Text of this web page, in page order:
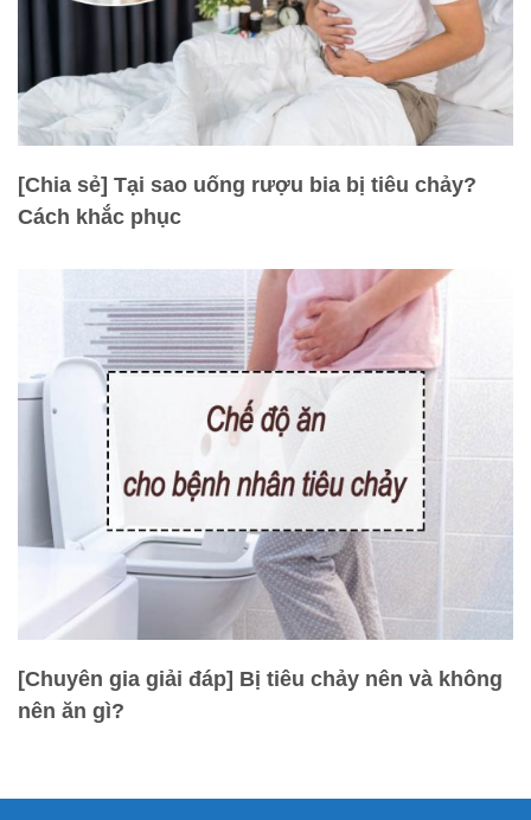
[Chia sẻ] Tại sao uống rượu bia bị tiêu chảy?
Cách khắc phục
[Chuyên gia giải đáp] Bị tiêu chảy nên và không
nên ăn gì?